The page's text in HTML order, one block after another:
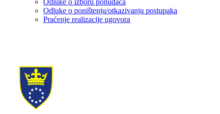
Odluke o poništenju/otkazivanju postupaka
Praćenje realizacije ugovora